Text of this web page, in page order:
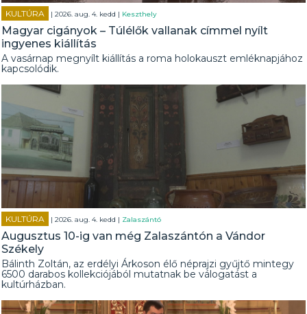
KULTÚRA | 2026. aug. 4. kedd | Keszthely
Magyar cigányok – Túlélők vallanak címmel nyílt
ingyenes kiállítás
A vasárnap megnyílt kiállítás a roma holokauszt emléknapjához
kapcsolódik.
KULTÚRA | 2026. aug. 4. kedd | Zalaszántó
Augusztus 10-ig van még Zalaszántón a Vándor
Székely
Bálinth Zoltán, az erdélyi Árkoson élő néprajzi gyűjtő mintegy
6500 darabos kollekciójából mutatnak be válogatást a
kultúrházban.